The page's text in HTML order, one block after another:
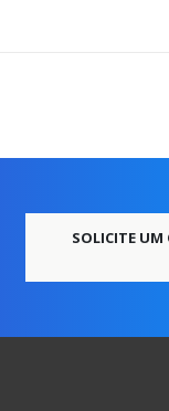
SOLICITE UM